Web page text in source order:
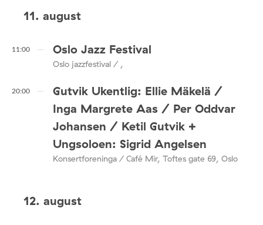
11. august
11:00 Oslo Jazz Festival
Oslo jazzfestival / ,
20:00
Gutvik Ukentlig: Ellie Mäkelä /
Inga Margrete Aas / Per Oddvar
Johansen / Ketil Gutvik +
Ungsoloen: Sigrid Angelsen
Konsertforeninga / Café Mir, Toftes gate 69, Oslo
12. august